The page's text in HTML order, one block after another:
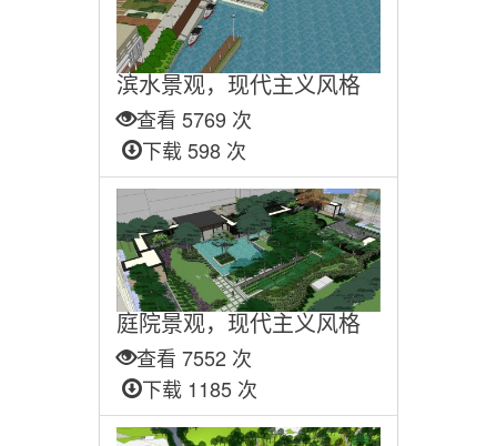
滨水景观，现代主义风格
查看 5769 次
下载 598 次
庭院景观，现代主义风格
查看 7552 次
下载 1185 次